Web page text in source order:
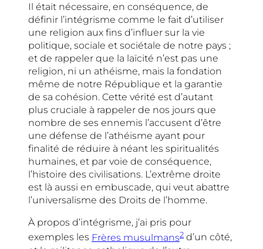
Il était nécessaire, en conséquence, de
définir l’intégrisme comme le fait d’utiliser
une religion aux fins d’influer sur la vie
politique, sociale et sociétale de notre pays ;
et de rappeler que la laïcité n’est pas une
religion, ni un athéisme, mais la fondation
même de notre République et la garantie
de sa cohésion. Cette vérité est d’autant
plus cruciale à rappeler de nos jours que
nombre de ses ennemis l’accusent d’être
une défense de l’athéisme ayant pour
finalité de réduire à néant les spiritualités
humaines, et par voie de conséquence,
l’histoire des civilisations. L’extrême droite
est là aussi en embuscade, qui veut abattre
l’universalisme des Droits de l’homme.
À propos d’intégrisme, j’ai pris pour
exemples les Frères musulmans2 d’un côté,